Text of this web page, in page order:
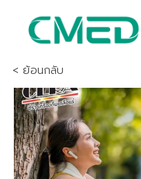
< ย้อนกลับ